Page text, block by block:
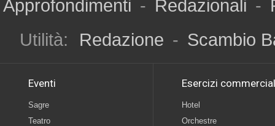
Approfondimenti - Redazionali -
Utilità:
Redazione - Scambio
Eventi
Sagre
Teatro
Esercizi
Hotel
Orchestre